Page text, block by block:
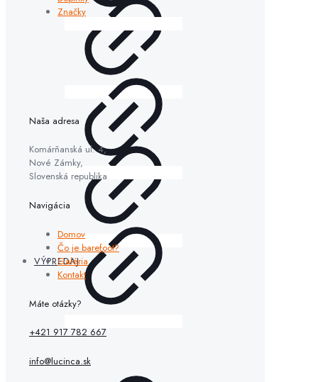
VÝPREDAJ
Značky
Naša adresa
Komárňanská ul. 4,
Nové Zámky,
Slovenská republika
Navigácia
Domov
Čo je barefoot?
Galéria
Kontakt
Máte otázky?
+421 917 782 667
info@lucinca.sk